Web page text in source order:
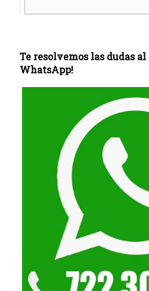
Te resolvemos las dudas
WhatsApp!